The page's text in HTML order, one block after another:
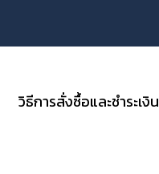
วิธีการสั่งซื้อและชำระเงิน